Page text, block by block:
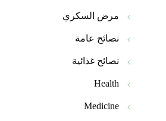
مرض السكري
نصائح عامة
نصائح غذائية
Health
Medicine